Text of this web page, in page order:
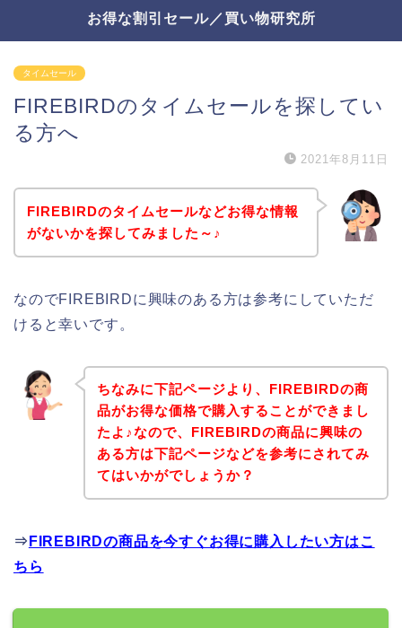
お得な割引セール／買い物研究所
タイムセール
FIREBIRDのタイムセールを探してい
る方へ
2021年8月11日
FIREBIRDのタイムセールなどお得な情報
がないかを探してみました～♪
なのでFIREBIRDに興味のある方は参考にしていただ
けると幸いです。
ちなみに下記ページより、FIREBIRDの商
品がお得な価格で購入することができまし
たよ♪なので、FIREBIRDの商品に興味の
ある方は下記ページなどを参考にされてみ
てはいかがでしょうか？
⇒ FIREBIRDの商品を今すぐお得に購入したい方はこ
ちら